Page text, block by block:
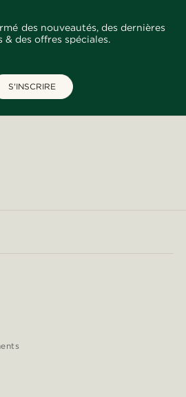
des nouveautés, des dernières
& des offres spéciales.
S'INSCRIRE